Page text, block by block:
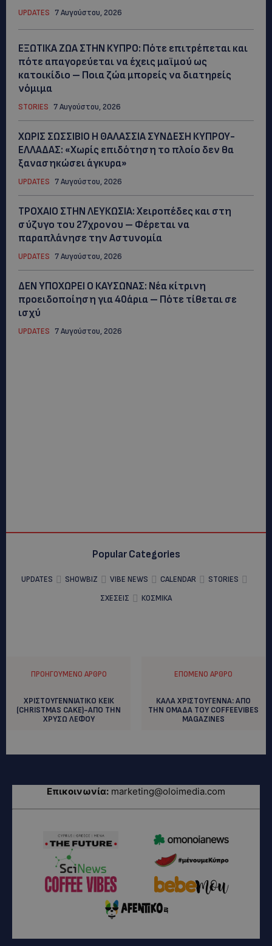
UPDATES 7 Αυγούστου, 2026
ΕΞΩΤΙΚΑ ΖΩΑ ΣΤΗΝ ΚΥΠΡΟ: Πότε επιτρέπεται και
πότε απαγορεύεται να έχεις μαϊμού ως
κατοικίδιο – Ποια ζώα μπορείς να διατηρείς
νόμιμα
STORIES 7 Αυγούστου, 2026
ΧΩΡΙΣ ΣΩΣΣΙΒΙΟ Η ΘΑΛΑΣΣΙΑ ΣΥΝΔΕΣΗ ΚΥΠΡΟΥ-
ΕΛΛΑΔΑΣ: «Χωρίς επιδότηση το πλοίο δεν θα
ξανασηκώσει άγκυρα»
UPDATES 7 Αυγούστου, 2026
ΤΡΟΧΑΙΟ ΣΤΗΝ ΛΕΥΚΩΣΙΑ: Χειροπέδες και στη
σύζυγο του 27χρονου – Φέρεται να
παραπλάνησε την Αστυνομία
UPDATES 7 Αυγούστου, 2026
ΔΕΝ ΥΠΟΧΩΡΕΙ Ο ΚΑΥΣΩΝΑΣ: Νέα κίτρινη
προειδοποίηση για 40άρια – Πότε τίθεται σε
ισχύ
UPDATES 7 Αυγούστου, 2026
Popular Categories
UPDATES SHOWBIZ VIBE NEWS CALENDAR
STORIES
ΣΧΕΣΕΙΣ
ΚΟΣΜΙΚΑ
ΠΡΟΗΓΟΎΜΕΝΟ ΆΡΘΡΟ
ΧΡΙΣΤΟΥΓΕΝΝΙΑΤΙΚΟ ΚΕΙΚ
(CHRISTMAS CAKE)-ΑΠΟ ΤΗΝ
ΧΡΥΣΩ ΛΕΦΟΥ
ΕΠΌΜΕΝΟ ΆΡΘΡΟ
ΚΑΛΑ ΧΡΙΣΤΟΥΓΕΝΝΑ: AΠΟ
ΤΗΝ ΟΜΑΔΑ ΤΟΥ COFFEEVIBES
MAGAZINES
Επικοινωνία: marketing@oloimedia.com